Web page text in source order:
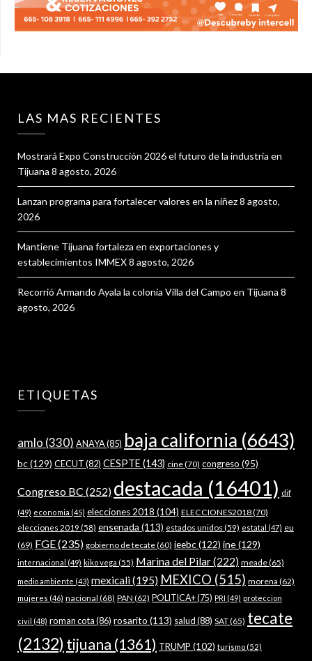
LAS MAS RECIENTES
Mostrará Expo Construcción 2026 el futuro de la industria en
Tijuana 8 agosto, 2026
Lanzan programa para fortalecer valores en la niñez8 agosto,
2026
Mantiene Tijuana fortaleza en exportaciones y
establecimientos IMMEX8 agosto, 2026
Recorrió Armando Ayala la colonia Villa del Campo en Tijuana 8
agosto, 2026
ETIQUETAS
amlo (330) ANAYA(85) baja california (6643)
bc(129) CECUT(82) CESPTE (143) cine(70) congreso (95)
Congreso BC (252) destacada (16401) dif
(49) economia (45) elecciones 2018 (104) ELECCIONES2018(70)
elecciones 2019 (58) ensenada (113) estados unidos (59) estatal (47) eu
(69) FGE(235) gobierno de tecate(60) ieebc(122) ine(129)
internacional (49) kiko vega (55) Marina del Pilar(222) meade(65)
medio ambiente (43) mexicali(195) MEXICO (515) morena (62)
mujeres (46) nacional (68) PAN (62) POLITICA+(75) PRI (49) proteccion
civil (48) roman cota(86) rosarito (113) salud(88) SAT(65) tecate
(2132) tijuana (1361) TRUMP (102) turismo (52)